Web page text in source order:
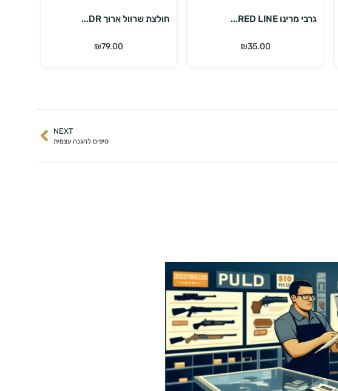
גרבי מרינו RED LINE...
₪35.00
חולצת שרוול ארוך DR...
₪79.00
NEXT
טיפים להגנה עצמית